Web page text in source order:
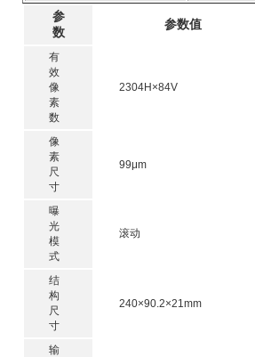
参
数
参数值
有
效
像
素
数
2304H×84V
像
素
尺
寸
99μm
曝
光
模
式
滚动
结
构
尺
寸
240×90.2×21mm
输